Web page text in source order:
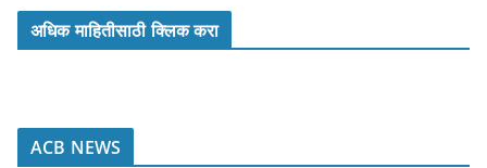
अधिक माहितीसाठी क्लिक करा
ACB NEWS